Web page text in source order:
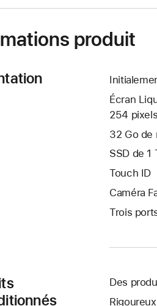
fenêtre)
produit
Écran
254
32 Go de
SSD de 1
Touch ID
Caméra
Trois
Des
Rigoureux